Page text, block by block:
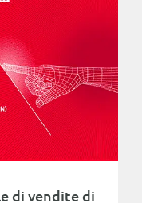
di vendite di